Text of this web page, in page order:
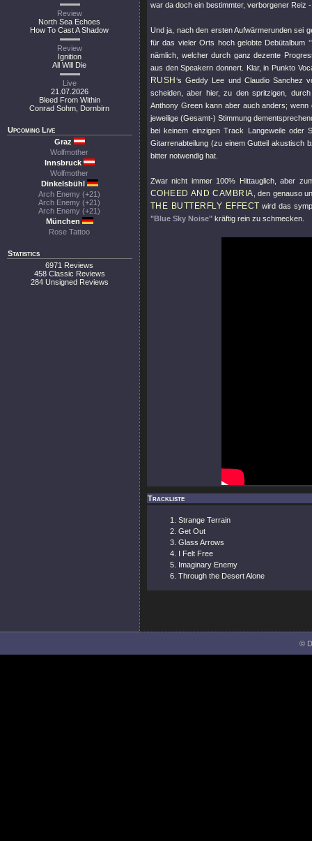
Review
North Sea Echoes
How To Cast A Shadow
Review
Ignition
All Will Die
Live
21.07.2026
Bleed From Within
Conrad Sohm, Dornbirn
Upcoming Live
Graz
Wolfmother
Innsbruck
Wolfmother
Dinkelsbühl
Arch Enemy (+21)
Arch Enemy (+21)
Arch Enemy (+21)
München
Rose Tattoo
Statistics
6971 Reviews
458 Classic Reviews
284 Unsigned Reviews
war da doch ein bestimmter, verborgener Reiz
Und ja, nach den ersten Aufwärmerunden sei
für das vieler Orts hoch gelobte Debütalbum
nämlich, welcher durch ganz dezente
aus den Speakern donnert. Klar, in Punkto
RUSH ‘s Geddy Lee und Claudio Sanchez
scheiden, aber hier, zu den spritzigen,
Anthony Green kann aber auch anders;
jeweilige (Gesamt-) Stimmung
bei keinem einzigen Track Langeweile oder
Gitarrenabteilung (zu einem Gutteil akustisch
bitter notwendig hat.
Zwar nicht immer 100% Hittauglich, aber
COHEED AND CAMBRIA , den genauso
THE BUTTERFLY EFFECT wird das
"Blue Sky Noise" kräftig rein zu schmecken.
Trackliste
Strange Terrain
Get Out
Glass Arrows
I Felt Free
Imaginary Enemy
Through the Desert Alone
©